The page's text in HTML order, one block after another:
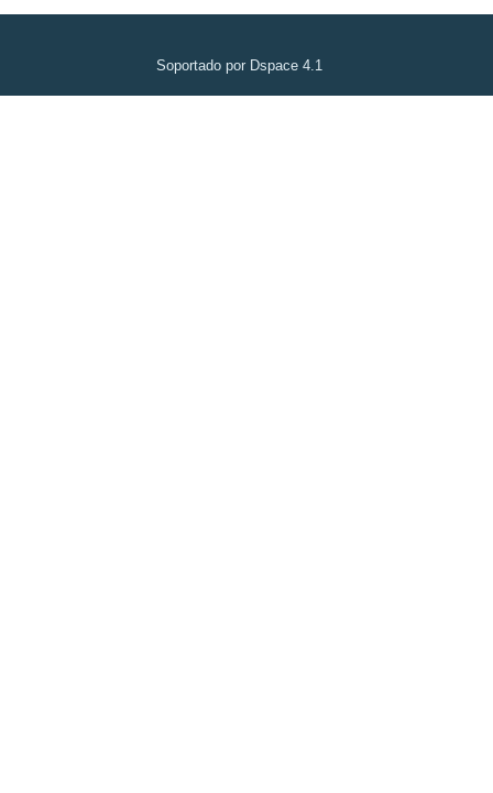
Soportado por Dspace 4.1